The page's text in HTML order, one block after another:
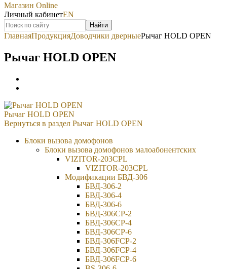
Магазин Online
Личный кабинетEN
Найти
ГлавнаяПродукцияДоводчики дверныеРычаг HOLD OPEN
Рычаг HOLD OPEN
Рычаг HOLD OPEN
Вернуться в раздел Рычаг HOLD OPEN
Блоки вызова домофонов
Блоки вызова домофонов малоабонентских
VIZITOR-203CPL
VIZITOR-203CPL
Модификации БВД-306
БВД-306-2
БВД-306-4
БВД-306-6
БВД-306CP-2
БВД-306CP-4
БВД-306CP-6
БВД-306FCP-2
БВД-306FCP-4
БВД-306FCP-6